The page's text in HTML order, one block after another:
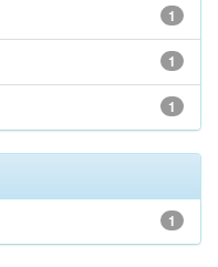
1
1
1
1